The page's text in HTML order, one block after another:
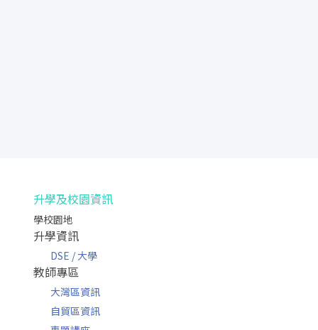
升學及校園資訊
學校園地
升學資訊
DSE / 大學
教師專區
大灣區資訊
自貿區資訊